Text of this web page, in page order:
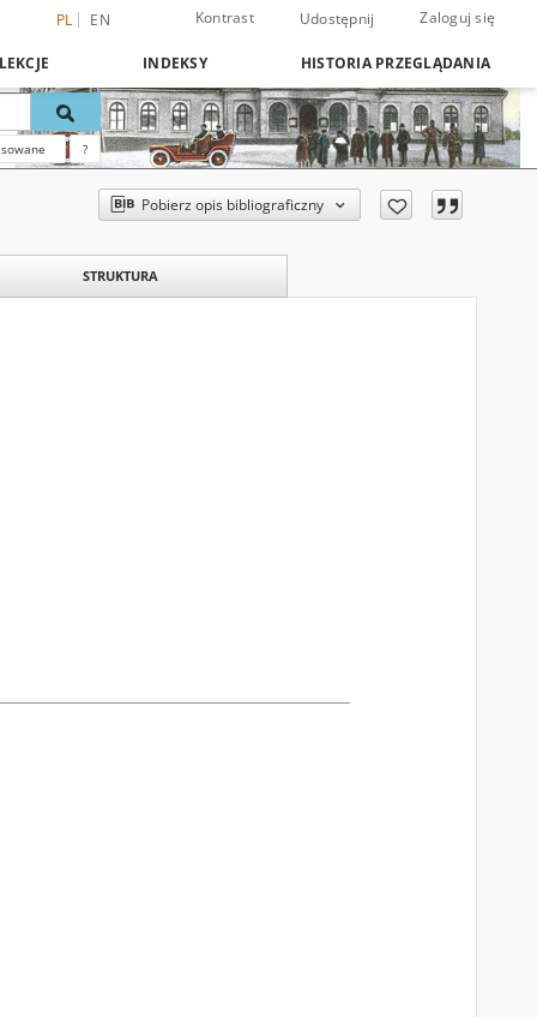
PL EN Kontrast Udostępnij Zaloguj się
INDEKSY HISTORIA PRZEGLĄDANIA
?
Pobierz opis bibliograficzny
STRUKTURA